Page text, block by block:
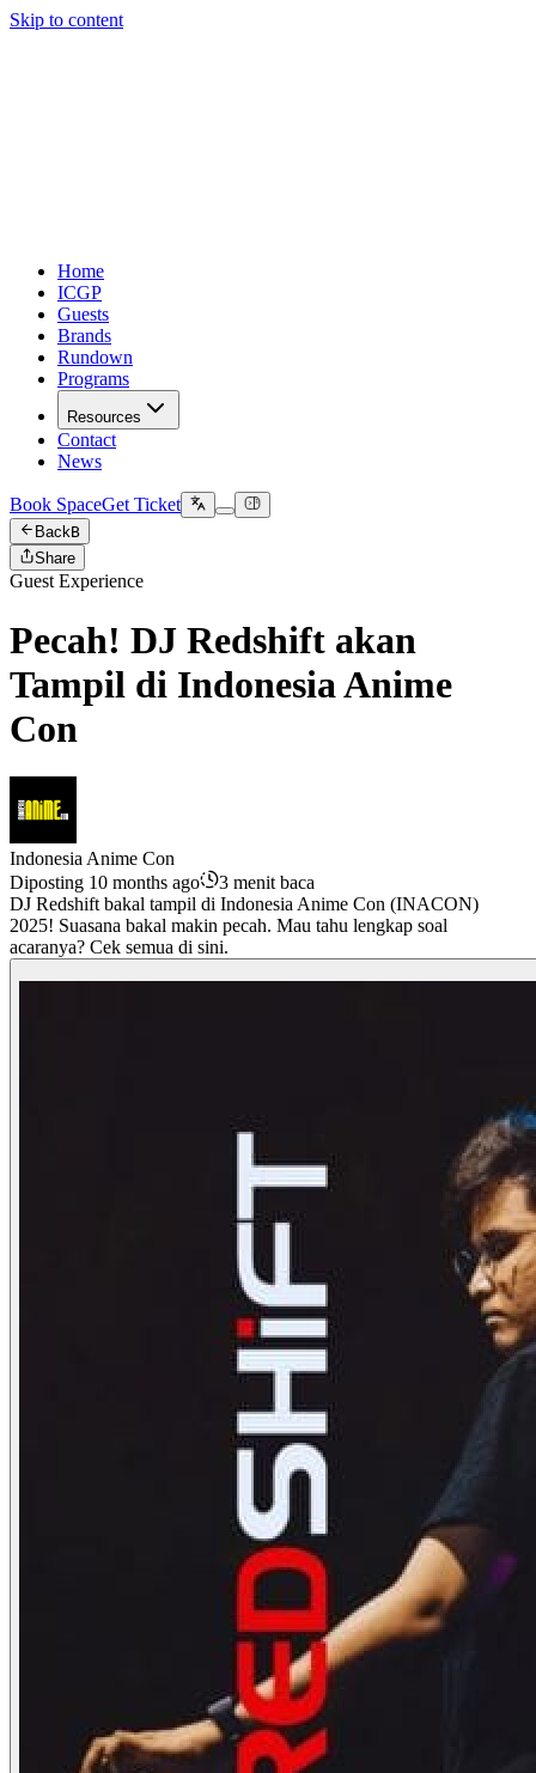
Skip to content
Home
ICGP
Guests
Brands
Rundown
Programs
Resources
Contact
News
Book SpaceGet Ticket
BackB
Share
Guest Experience
Pecah! DJ Redshift akan
Tampil di Indonesia Anime
Con
Indonesia Anime Con
Diposting 10 months ago
3 menit baca
DJ Redshift bakal tampil di Indonesia Anime Con (INACON)
2025! Suasana bakal makin pecah. Mau tahu lengkap soal
acaranya? Cek semua di sini.